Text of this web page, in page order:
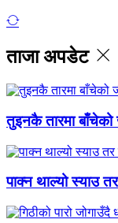
ताजा अपडेट
तुइनकै तारमा बाँचेको
पाक्न थाल्यो स्याउ